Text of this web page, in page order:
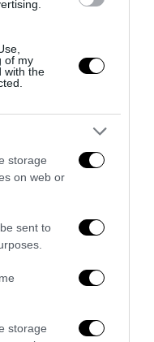
of my
with the
storage
on web or
sent to
storage
Merino e una
origini